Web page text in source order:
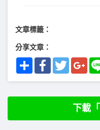
文章標籤：
分享文章：
Share FacebookTwitter
下載